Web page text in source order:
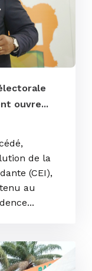
ouvre...
de la
(CEI),
au